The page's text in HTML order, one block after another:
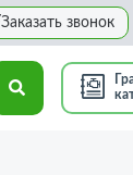
Заказать звонок